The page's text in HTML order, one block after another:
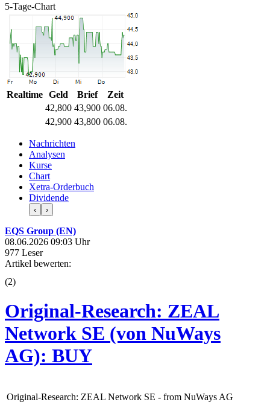
5-Tage-Chart
Realtime Geld Brief
Zeit
42,800 43,900 06.08.
42,900 43,800 06.08.
Nachrichten
Analysen
Kurse
Chart
Xetra-Orderbuch
Dividende
‹ ›
EQS Group (EN)
08.06.2026 09:03 Uhr
977 Leser
Artikel bewerten:
(2)
Original-Research: ZEAL
Network SE (von NuWays
AG): BUY
Original-Research: ZEAL Network SE - from NuWays AG